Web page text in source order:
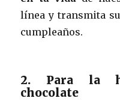
línea y transmita
cumpleaños.
2. Para la
chocolate